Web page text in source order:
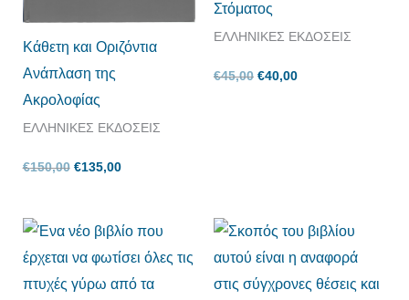
Κάθετη και Οριζόντια
Ανάπλαση της
Ακρολοφίας
ΕΛΛΗΝΙΚΕΣ ΕΚΔΟΣΕΙΣ
€150,00 €135,00
Στόματος
ΕΛΛΗΝΙΚΕΣ ΕΚΔΟΣΕΙΣ
€45,00 €40,00
Original
price
was:
€140,00.
Η
τιμή
είναι:
€125,00.
Original
price
was:
€95,00.
Η
τρέχουσα
τιμή
είναι:
€85,00.